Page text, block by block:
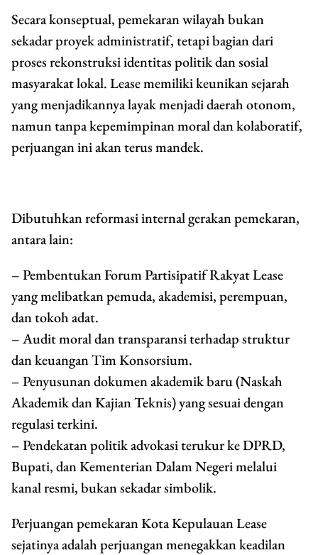
Secara konseptual, pemekaran wilayah bukan
sekadar proyek administratif, tetapi bagian dari
proses rekonstruksi identitas politik dan sosial
masyarakat lokal. Lease memiliki keunikan sejarah
yang menjadikannya layak menjadi daerah otonom,
namun tanpa kepemimpinan moral dan kolaboratif,
perjuangan ini akan terus mandek.
Dibutuhkan reformasi internal gerakan pemekaran,
antara lain:
– Pembentukan Forum Partisipatif Rakyat Lease
yang melibatkan pemuda, akademisi, perempuan,
dan tokoh adat.
– Audit moral dan transparansi terhadap struktur
dan keuangan Tim Konsorsium.
– Penyusunan dokumen akademik baru (Naskah
Akademik dan Kajian Teknis) yang sesuai dengan
regulasi terkini.
– Pendekatan politik advokasi terukur ke DPRD,
Bupati, dan Kementerian Dalam Negeri melalui
kanal resmi, bukan sekadar simbolik.
Perjuangan pemekaran Kota Kepulauan Lease
sejatinya adalah perjuangan menegakkan keadilan